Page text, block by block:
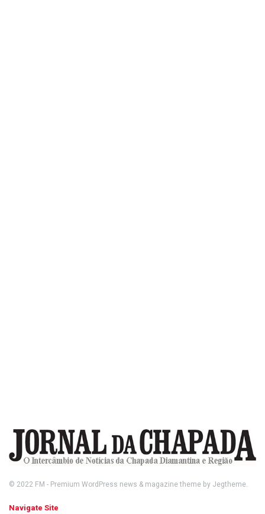
© 2022 FM - Premium WordPress news & magazine theme by Jegtheme.
Navigate Site